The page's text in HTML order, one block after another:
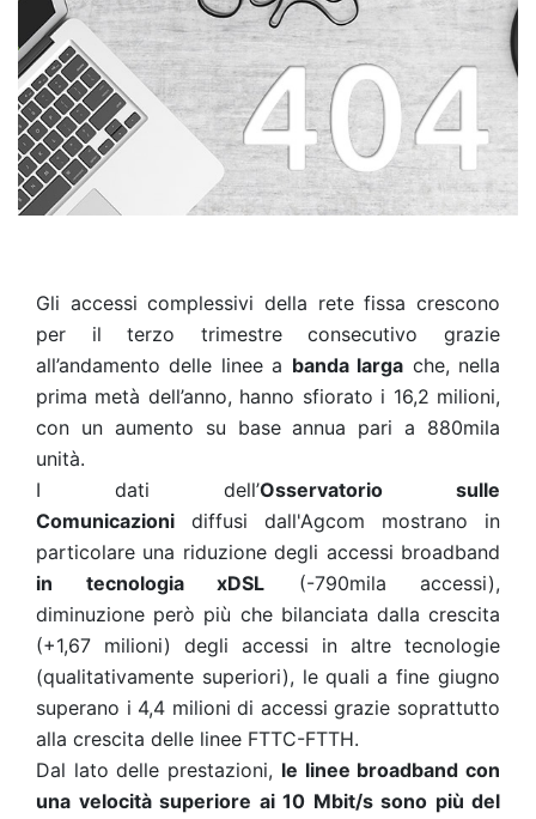
Gli accessi complessivi della rete fissa crescono
per il terzo trimestre consecutivo grazie
all’andamento delle linee a banda larga che, nella
prima metà dell’anno, hanno sfiorato i 16,2 milioni,
con un aumento su base annua pari a 880mila
unità.
I dati dell’Osservatorio sulle
Comunicazioni diffusi dall'Agcom mostrano in
particolare una riduzione degli accessi broadband
in tecnologia xDSL (-790mila accessi),
diminuzione però più che bilanciata dalla crescita
(+1,67 milioni) degli accessi in altre tecnologie
(qualitativamente superiori), le quali a fine giugno
superano i 4,4 milioni di accessi grazie soprattutto
alla crescita delle linee FTTC-FTTH.
Dal lato delle prestazioni, le linee broadband con
una velocità superiore ai 10 Mbit/s sono più del